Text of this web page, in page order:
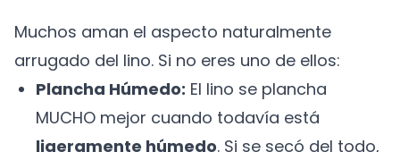
Muchos aman el aspecto naturalmente
arrugado del lino. Si no eres uno de ellos:
Plancha Húmedo: El lino se plancha
MUCHO mejor cuando todavía está
ligeramente húmedo. Si se secó del todo,